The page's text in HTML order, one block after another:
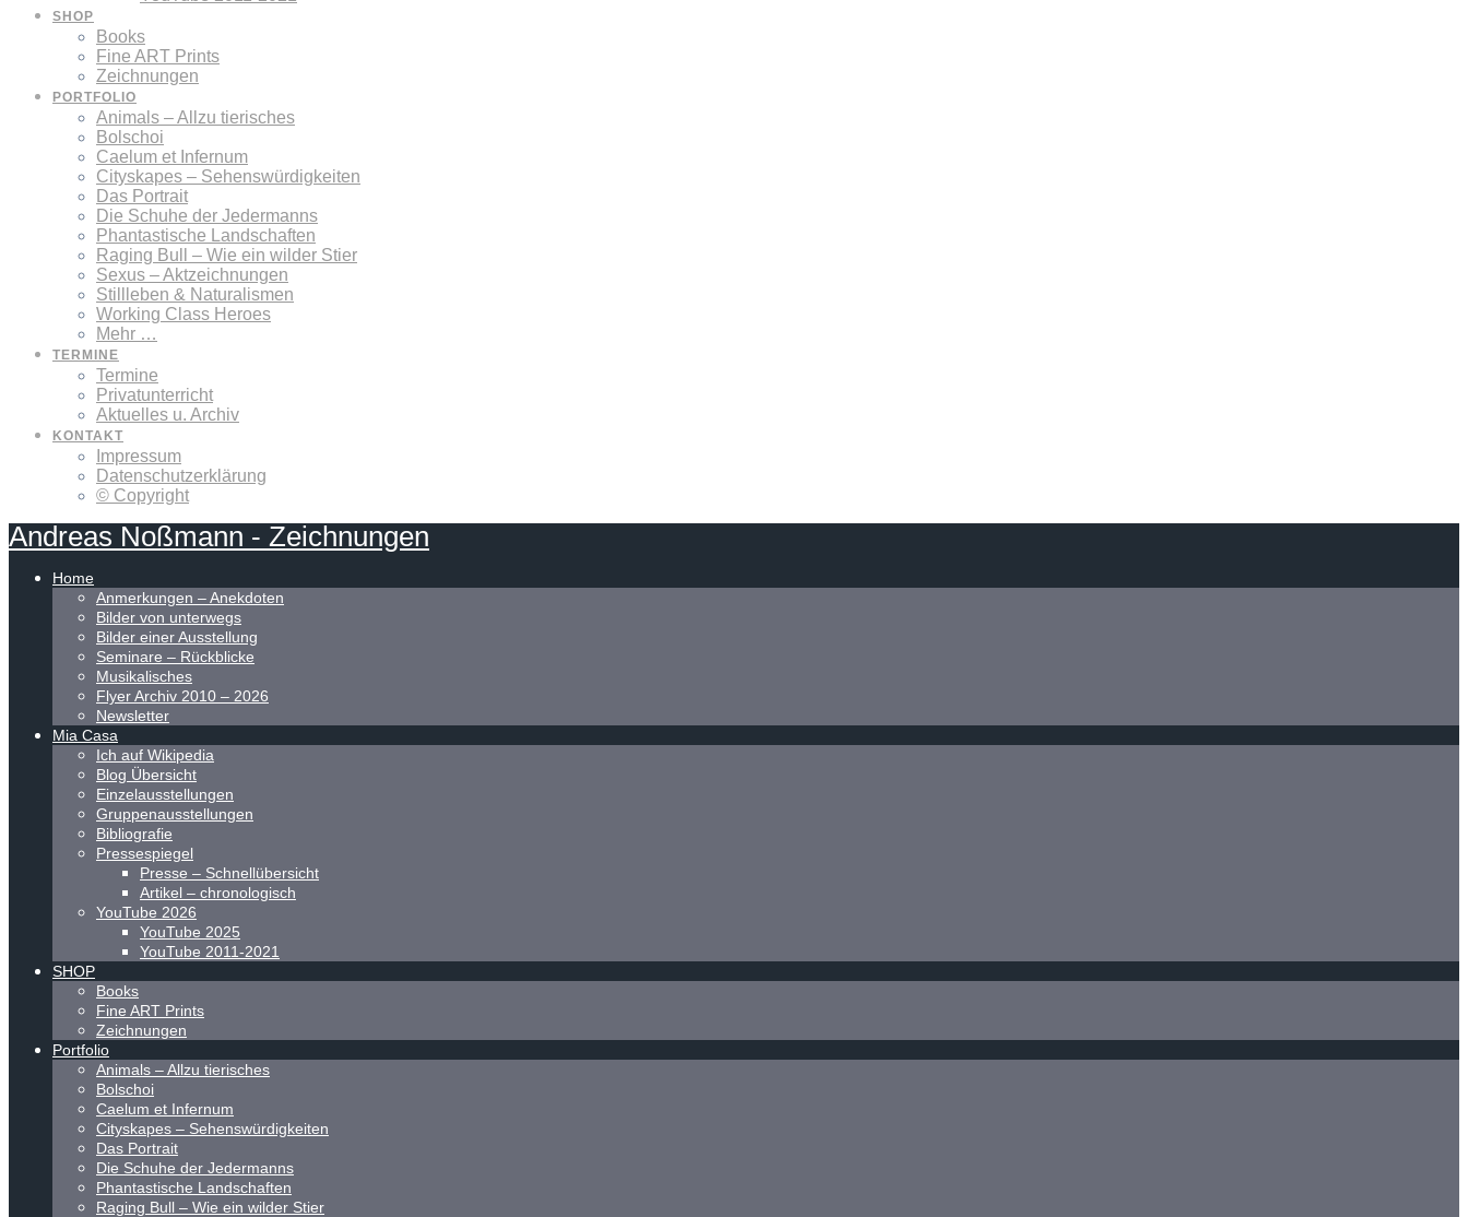
SHOP
Books
Fine ART Prints
Zeichnungen
PORTFOLIO
Animals – Allzu tierisches
Bolschoi
Caelum et Infernum
Cityskapes – Sehenswürdigkeiten
Das Portrait
Die Schuhe der Jedermanns
Phantastische Landschaften
Raging Bull – Wie ein wilder Stier
Sexus – Aktzeichnungen
Stillleben & Naturalismen
Working Class Heroes
Mehr …
TERMINE
Termine
Privatunterricht
Aktuelles u. Archiv
KONTAKT
Impressum
Datenschutzerklärung
© Copyright
Andreas Noßmann - Zeichnungen
Home
Anmerkungen – Anekdoten
Bilder von unterwegs
Bilder einer Ausstellung
Seminare – Rückblicke
Musikalisches
Flyer Archiv 2010 – 2026
Newsletter
Mia Casa
Ich auf Wikipedia
Blog Übersicht
Einzelausstellungen
Gruppenausstellungen
Bibliografie
Pressespiegel
Presse – Schnellübersicht
Artikel – chronologisch
YouTube 2026
YouTube 2025
YouTube 2011-2021
SHOP
Books
Fine ART Prints
Zeichnungen
Portfolio
Animals – Allzu tierisches
Bolschoi
Caelum et Infernum
Cityskapes – Sehenswürdigkeiten
Das Portrait
Die Schuhe der Jedermanns
Phantastische Landschaften
Raging Bull – Wie ein wilder Stier